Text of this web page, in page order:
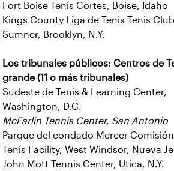
Fort Boise Tenis Cortes, Boise, Idaho
Kings County Liga de Tenis Tenis Club
Sumner, Brooklyn, N.Y.
Los tribunales públicos: Centros de
grande (11 o más tribunales)
Sudeste de Tenis & Learning Center,
Washington, D.C.
McFarlin Tennis Center, San Antonio
Parque del condado Mercer Comisión
Tenis Facility, West Windsor, Nueva
John Mott Tennis Center, Utica, N.Y.